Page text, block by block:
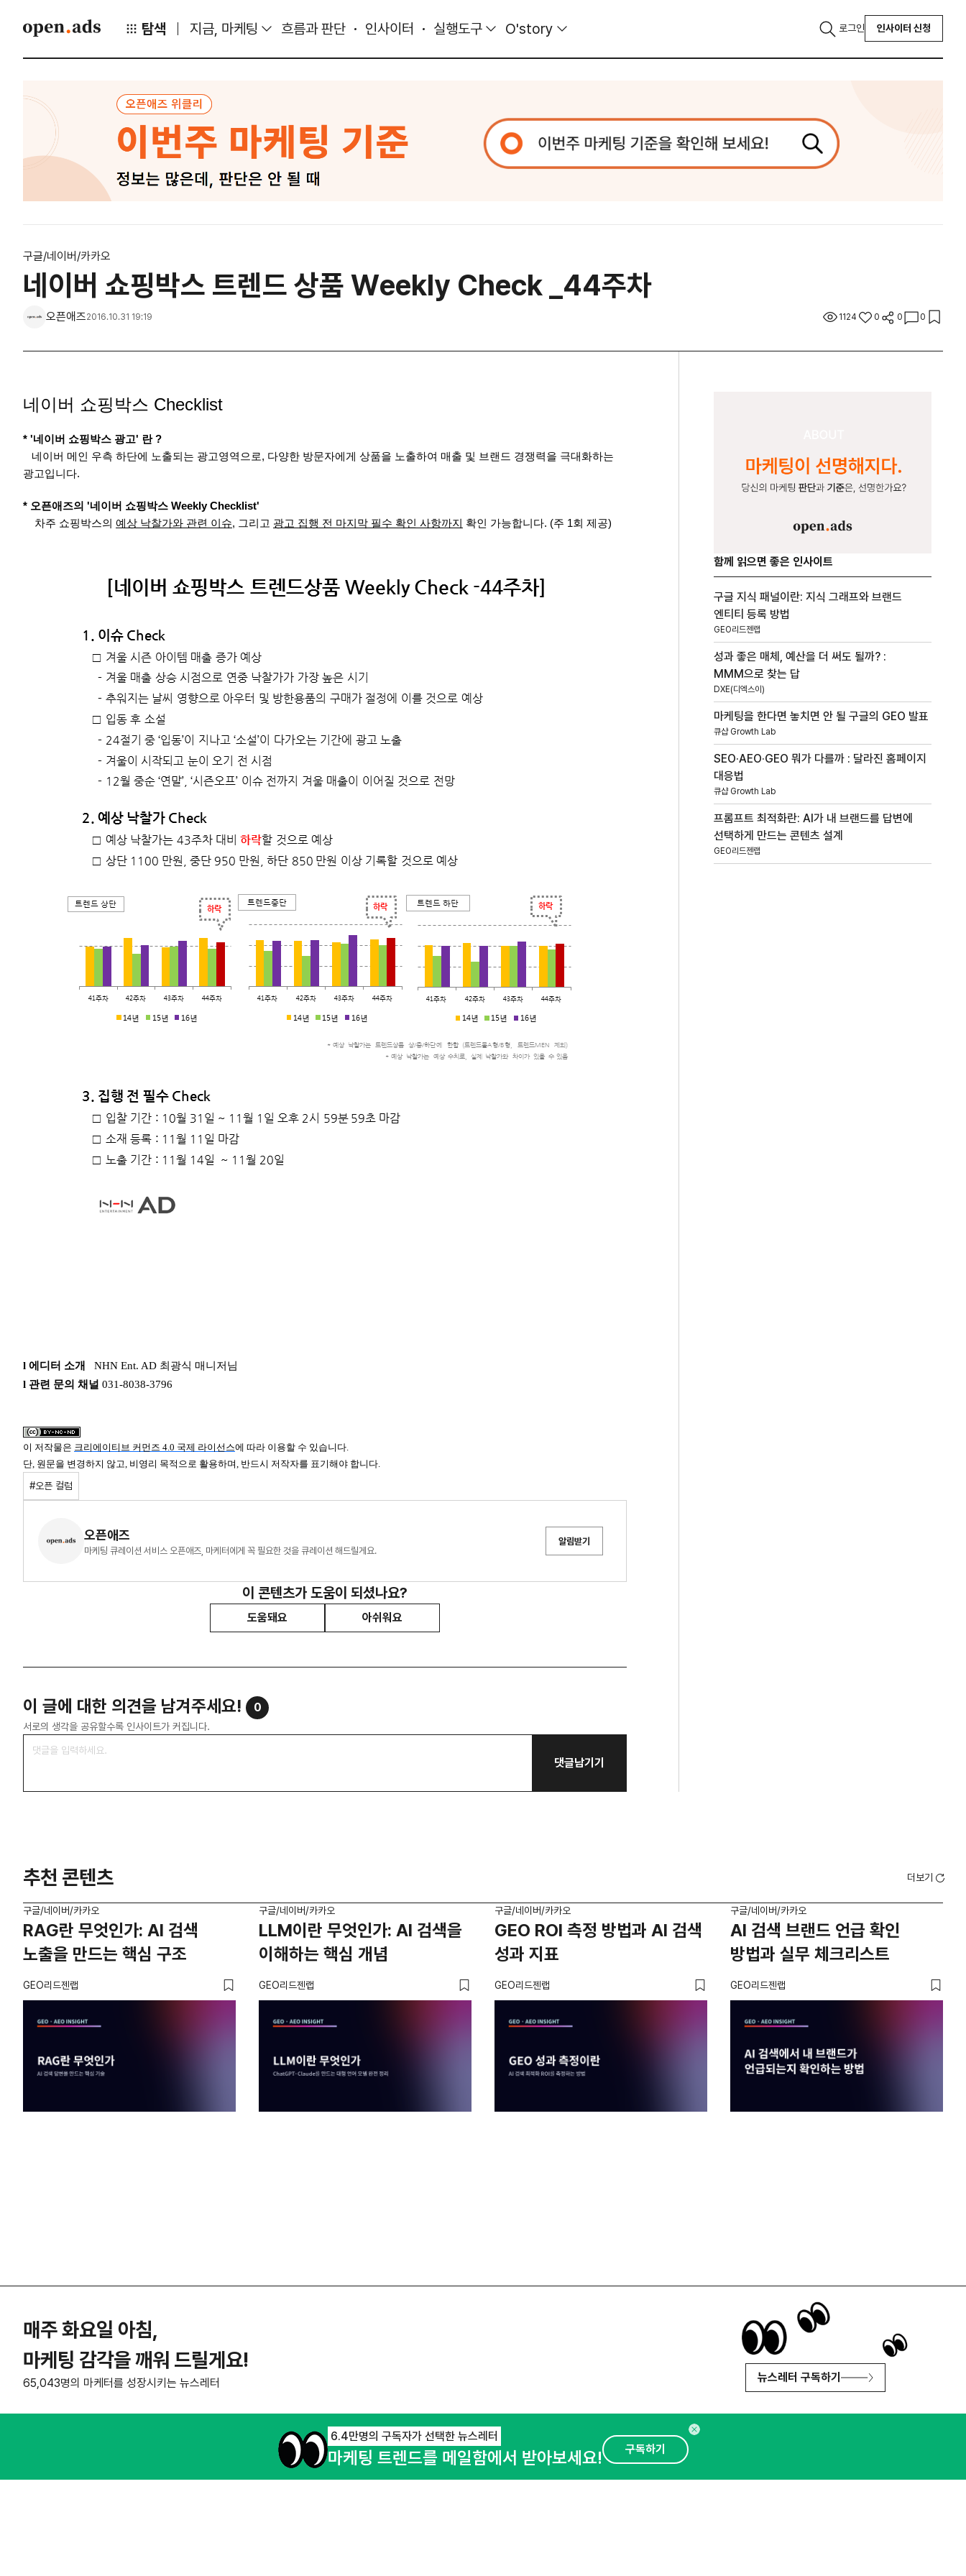
탐색 지금, 마케팅 흐름과 판단 인사이터 실행도구 O'story 로그인 인사이터 신청
구글/네이버/카카오
네이버 쇼핑박스 트렌드 상품 Weekly Check _44주차
오픈애즈2016.10.31 19:19 1124 0 0 0
​네이버 쇼핑박스 Checklist
* '네이버 쇼핑박스 광고' 란 ?
네이버 메인 우측 하단에 노출되는 광고영역으로, 다양한 방문자에게 상품을 노출하여 매출 및 브랜드 경쟁력을 극대화하는
광고입니다.
* 오픈애즈의 '네이버 쇼핑박스 Weekly Checklist'
차주 쇼핑박스의 예상 낙찰가와 관련 이슈, 그리고 광고 집행 전 마지막 필수 확인 사항까지 확인 가능합니다. (주 1회 제공)
l 에디터 소개 NHN Ent. AD 최광식 매니저님
l 관련 문의 채널 031-8038-3796
이 저작물은 크리에이티브 커먼즈 4.0 국제 라이선스에 따라 이용할 수 있습니다.
단, 원문을 변경하지 않고, 비영리 목적으로 활용하며, 반드시 저작자를 표기해야 합니다.
#오픈 컬럼
오픈애즈
마케팅 큐레이션 서비스 오픈애즈, 마케터에게 꼭 필요한 것을 큐레이션 해드릴게요.
알림받기
이 콘텐츠가 도움이 되셨나요?
도움돼요 아쉬워요
이 글에 대한 의견을 남겨주세요! 0
서로의 생각을 공유할수록 인사이트가 커집니다.
댓글남기기
함께 읽으면 좋은 인사이트
구글 지식 패널이란: 지식 그래프와 브랜드
엔티티 등록 방법
GEO리드젠랩
성과 좋은 매체, 예산을 더 써도 될까? :
MMM으로 찾는 답
DXE(디엑스이)
마케팅을 한다면 놓치면 안 될 구글의 GEO 발표
큐샵 Growth Lab
SEO·AEO·GEO 뭐가 다를까 : 달라진 홈페이지
대응법
큐샵 Growth Lab
프롬프트 최적화란: AI가 내 브랜드를 답변에
선택하게 만드는 콘텐츠 설계
GEO리드젠랩
추천 콘텐츠 더보기
구글/네이버/카카오
RAG란 무엇인가: AI 검색
노출을 만드는 핵심 구조
GEO리드젠랩
구글/네이버/카카오
LLM이란 무엇인가: AI 검색을
이해하는 핵심 개념
GEO리드젠랩
구글/네이버/카카오
GEO ROI 측정 방법과 AI 검색
성과 지표
GEO리드젠랩
구글/네이버/카카오
AI 검색 브랜드 언급 확인
방법과 실무 체크리스트
GEO리드젠랩
매주 화요일 아침,
마케팅 감각을 깨워 드릴게요!
65,043명의 마케터를 성장시키는 뉴스레터 뉴스레터 구독하기
오픈애즈란 공지사항 제휴문의 인사이터 신청
6.4만명의 구독자가 선택한 뉴스레터
마케팅 트렌드를 메일함에서 받아보세요! 구독하기